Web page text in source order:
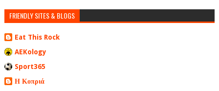
FRIENDLY SITES & BLOGS
Eat This Rock
AEKology
Sport365
Η Κοπριά